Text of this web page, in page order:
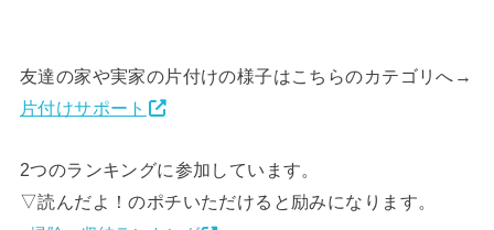
友達の家や実家の片付けの様子はこちらのカテゴリへ→
片付けサポート
2つのランキングに参加しています。
▽読んだよ！のポチいただけると励みになります。